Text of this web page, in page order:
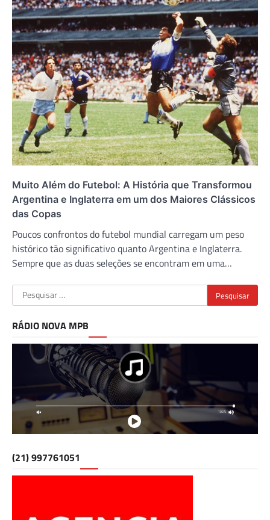
Muito Além do Futebol: A História que Transformou
Argentina e Inglaterra em um dos Maiores Clássicos
das Copas
Poucos confrontos do futebol mundial carregam um peso
histórico tão significativo quanto Argentina e Inglaterra.
Sempre que as duas seleções se encontram em uma…
Pesquisar
por:
RÁDIO NOVA MPB
(21) 997761051